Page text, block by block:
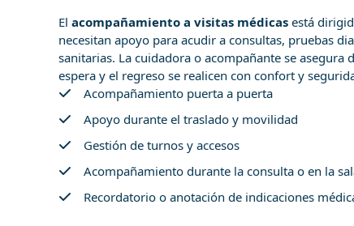
El acompañamiento a visitas médicas está
necesitan apoyo para acudir a consultas, pruebas
sanitarias. La cuidadora o acompañante se asegura
espera y el regreso se realicen con confort y
Acompañamiento puerta a puerta
Apoyo durante el traslado y movilidad
Gestión de turnos y accesos
Acompañamiento durante la consulta o en la
Recordatorio o anotación de indicaciones